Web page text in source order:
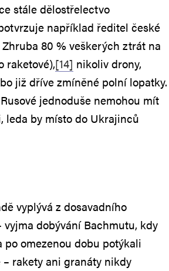
stále dělostřelectvo
například ředitel české
Zhruba 80 % veškerých ztrát na
raketové),[14] nikoliv drony,
již dříve zmíněné polní lopatky.
jednoduše nemohou mít
leda by místo do Ukrajinců
vyplývá z dosavadního
dobývání Bachmutu, kdy
omezenou dobu potýkali
rakety ani granáty nikdy